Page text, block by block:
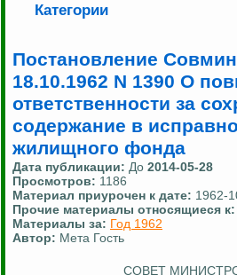
Категории
Постановление
18.10.1962 N 1390 О
ответственности за
содержание в
жилищного фонда
Дата публикации: До 2014-05-28
Просмотров: 1186
Материал приурочен к дате: 1962-
Прочие материалы относящиеся к:
Материалы за: Год 1962
Автор: Мета Гость
СОВЕТ